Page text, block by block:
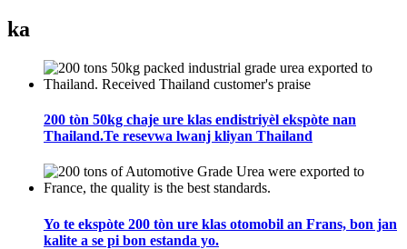
ka
200 tòn 50kg chaje ure klas endistriyèl ekspòte nan
Thailand.Te resevwa lwanj kliyan Thailand
Yo te ekspòte 200 tòn ure klas otomobil an Frans, bon jan
kalite a se pi bon estanda yo.